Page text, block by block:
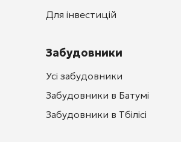
Для інвестицій
Забудовники
Усі забудовники
Забудовники в Батумі
Забудовники в Тбілісі